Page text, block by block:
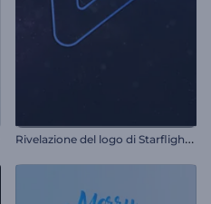
R
ivelazione del logo di Starflight: una scena traballante